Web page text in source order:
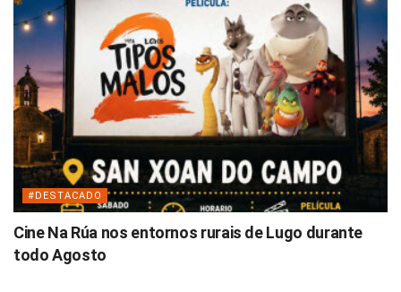
#DESTACADO
Cine Na Rúa nos entornos rurais de Lugo durante
todo Agosto